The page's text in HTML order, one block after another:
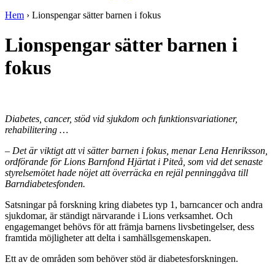
Hem › Lionspengar sätter barnen i fokus
Lionspengar sätter barnen i
fokus
Diabetes, cancer, stöd vid sjukdom och funktionsvariationer,
rehabilitering …
– Det är viktigt att vi sätter barnen i fokus, menar Lena Henriksson,
ordförande för Lions Barnfond Hjärtat i Piteå, som vid det senaste
styrelsemötet hade nöjet att överräcka en rejäl penninggåva till
Barndiabetesfonden.
Satsningar på forskning kring diabetes typ 1, barncancer och andra
sjukdomar, är ständigt närvarande i Lions verksamhet. Och
engagemanget behövs för att främja barnens livsbetingelser, dess
framtida möjligheter att delta i samhällsgemenskapen.
Ett av de områden som behöver stöd är diabetesforskningen.